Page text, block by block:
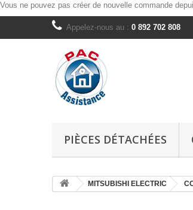
Vous ne pouvez pas créer de nouvelle commande
Appelez-nous au : 0 892 702 808
PIÈCES DÉTACHÉES
MITSUBISHI ELECTRIC